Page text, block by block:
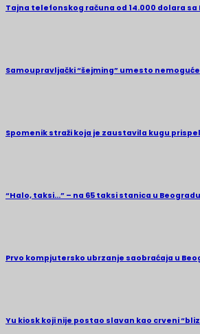
Tajna telefonskog računa od 14.000 dolara sa
Samoupravljački “šejming” umesto
Spomenik straži koja je zaustavila kugu
“Halo, taksi…” – na 65 taksi stanica u Beogradu
Prvo kompjutersko ubrzanje saobraćaja u
Yu kiosk koji nije postao slavan kao crveni